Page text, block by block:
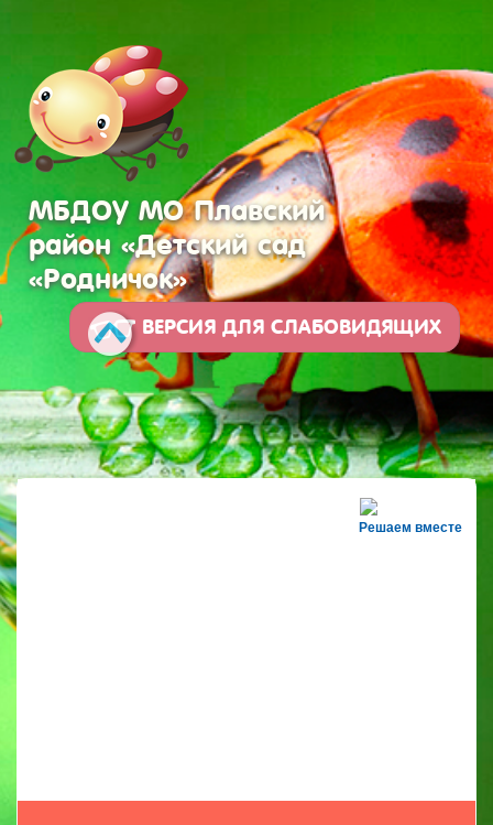
МБДОУ МО Плавский
район «Детский сад
«Родничок»
ВЕРСИЯ ДЛЯ СЛАБОВИДЯЩИХ
Решаем вместе